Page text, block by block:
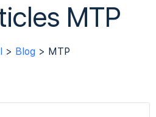
MTP
> Blog > MTP